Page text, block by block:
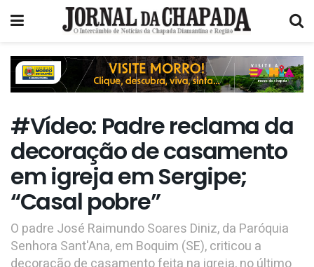
#Vídeo: Padre reclama da
decoração de casamento
em igreja em Sergipe;
“Casal pobre”
O padre José Raimundo Soares Diniz, da Paróquia
Senhora Sant'Ana, em Boquim (SE), criticou a